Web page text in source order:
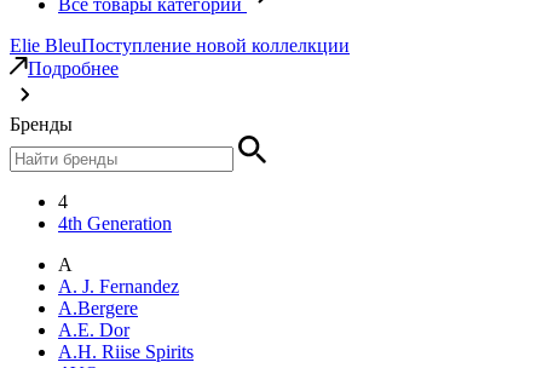
Все товары категории
Elie BleuПоступление новой коллелкции
Подробнее
Бренды
4
4th Generation
A
A. J. Fernandez
A.Bergere
A.E. Dor
A.H. Riise Spirits